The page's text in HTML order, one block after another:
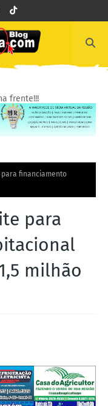
frente!!!
financiamento
para
milhão